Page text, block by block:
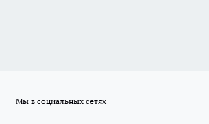
Мы в социальных сетях